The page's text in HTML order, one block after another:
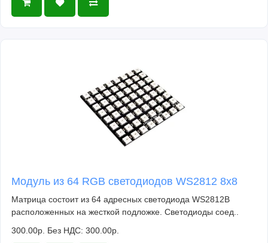
Модуль из 64 RGB светодиодов WS2812 8x8
Матрица состоит из 64 адресных светодиода WS2812B
расположенных на жесткой подложке. Светодиоды соед..
300.00р. Без НДС: 300.00р.